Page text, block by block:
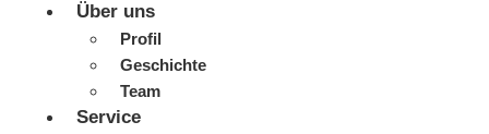
Über uns
Profil
Geschichte
Team
Service